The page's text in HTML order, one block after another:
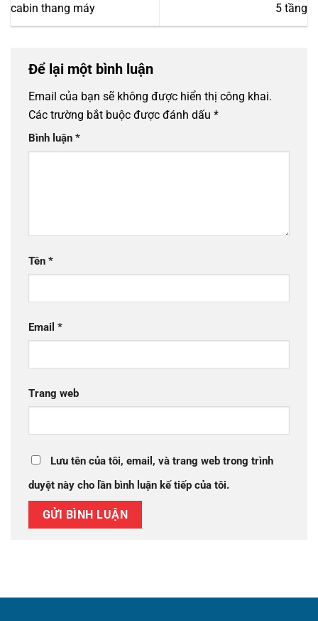
cabin thang máy
5 tầng
Để lại một bình luận
Email của bạn sẽ không được hiển thị công khai.
Các trường bắt buộc được đánh dấu *
Bình luận *
Tên *
Email *
Trang web
Lưu tên của tôi, email, và trang web trong trình
duyệt này cho lần bình luận kế tiếp của tôi.